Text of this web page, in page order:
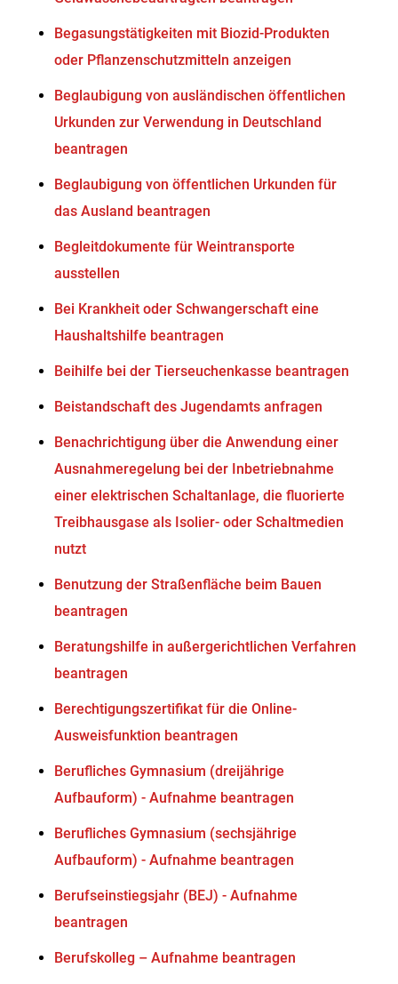
Begasungstätigkeiten mit Biozid-Produkten
oder Pflanzenschutzmitteln anzeigen
Beglaubigung von ausländischen öffentlichen
Urkunden zur Verwendung in Deutschland
beantragen
Beglaubigung von öffentlichen Urkunden für
das Ausland beantragen
Begleitdokumente für Weintransporte
ausstellen
Bei Krankheit oder Schwangerschaft eine
Haushaltshilfe beantragen
Beihilfe bei der Tierseuchenkasse beantragen
Beistandschaft des Jugendamts anfragen
Benachrichtigung über die Anwendung einer
Ausnahmeregelung bei der Inbetriebnahme
einer elektrischen Schaltanlage, die fluorierte
Treibhausgase als Isolier- oder Schaltmedien
nutzt
Benutzung der Straßenfläche beim Bauen
beantragen
Beratungshilfe in außergerichtlichen Verfahren
beantragen
Berechtigungszertifikat für die Online-
Ausweisfunktion beantragen
Berufliches Gymnasium (dreijährige
Aufbauform) - Aufnahme beantragen
Berufliches Gymnasium (sechsjährige
Aufbauform) - Aufnahme beantragen
Berufseinstiegsjahr (BEJ) - Aufnahme
beantragen
Berufskolleg – Aufnahme beantragen